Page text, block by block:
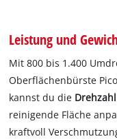
Leistung und
Mit 800 bis 1.400
Oberflächenbürste
kannst du die
reinigende Fläche
kraftvoll